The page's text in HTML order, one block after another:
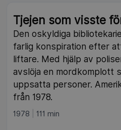
Tjejen som visste
Den oskyldiga
farlig konspiration efter
liftare. Med hjälp av
avslöja en mordkomplott
uppsatta personer.
från 1978.
1978 111 min